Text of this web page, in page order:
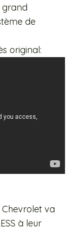
grand
de
original:
va
à leur